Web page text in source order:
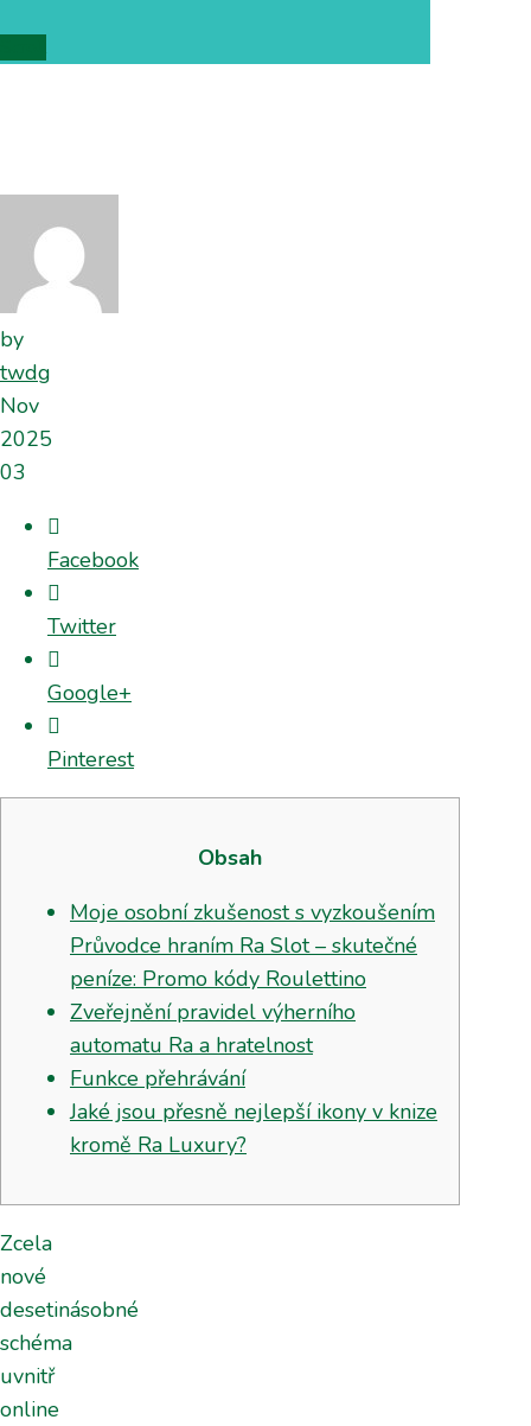
by
twdg
Nov
2025
03
Facebook
Twitter
Google+
Pinterest
Obsah
Moje osobní zkušenost s vyzkoušením
Průvodce hraním Ra Slot – skutečné
peníze: Promo kódy Roulettino
Zveřejnění pravidel výherního
automatu Ra a hratelnost
Funkce přehrávání
Jaké jsou přesně nejlepší ikony v knize
kromě Ra Luxury?
Zcela
nové
desetinásobné
schéma
uvnitř
online